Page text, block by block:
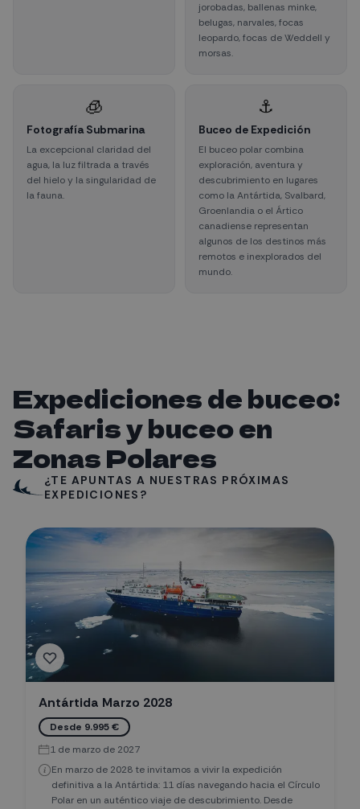
jorobadas, ballenas minke,
belugas, narvales, focas
leopardo, focas de Weddell y
morsas.
🧊
Fotografía Submarina
La excepcional claridad del
agua, la luz filtrada a través
del hielo y la singularidad de
la fauna.
⚓
Buceo de Expedición
El buceo polar combina
exploración, aventura y
descubrimiento en lugares
como la Antártida, Svalbard,
Groenlandia o el Ártico
canadiense representan
algunos de los destinos más
remotos e inexplorados del
mundo.
Expediciones de buceo:
Safaris y buceo en
Zonas Polares
¿TE APUNTAS A NUESTRAS PRÓXIMAS
EXPEDICIONES?
Antártida Marzo 2028
Desde 9.995 €
1 de marzo de 2027
En marzo de 2028 te invitamos a vivir la expedición
definitiva a la Antártida: 11 días navegando hacia el Círculo
Polar en un auténtico viaje de descubrimiento. Desde